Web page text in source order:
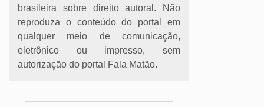
brasileira sobre direito autoral. Não
reproduza o conteúdo do portal em
qualquer meio de comunicação,
eletrônico ou impresso, sem
autorização do portal Fala Matão.